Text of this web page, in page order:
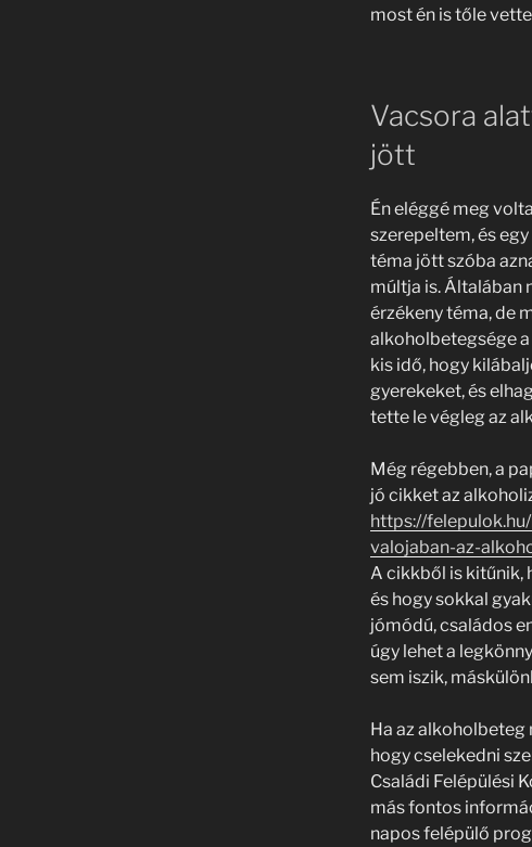
most én is tőle
Vacsora
jött
Én eléggé meg
szerepeltem, és
téma jött szóba
múltja is. Általában
érzékeny téma, de
alkoholbetegsége
kis idő, hogy
gyerekeket, és
tette le végleg az
Még régebben, a
jó cikket az
https://
valojaban-az-
A cikkből is kitűnik,
és hogy sokkal
jómódú, családos
úgy lehet a
sem iszik,
Ha az
hogy cselekedni
Családi Felépülési
más fontos
napos felépülő